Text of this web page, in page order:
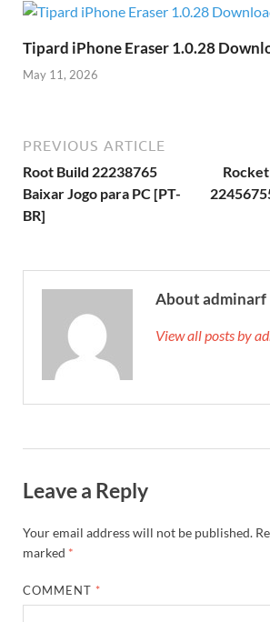
Tipard iPhone Eraser 1.0.28
May 11, 2026
PREVIOUS ARTICLE
Root Build 22238765
Baixar Jogo para PC [PT-
BR]
About adminarf
View all posts by
Leave a Reply
Your email address will not be published.
marked *
COMMENT *